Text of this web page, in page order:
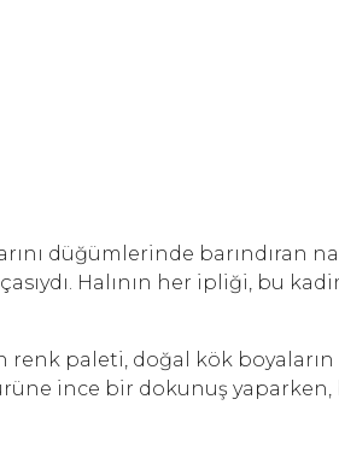
düğümlerinde barındıran
Halının her ipliği, bu
renk paleti, doğal kök
ince bir dokunuş